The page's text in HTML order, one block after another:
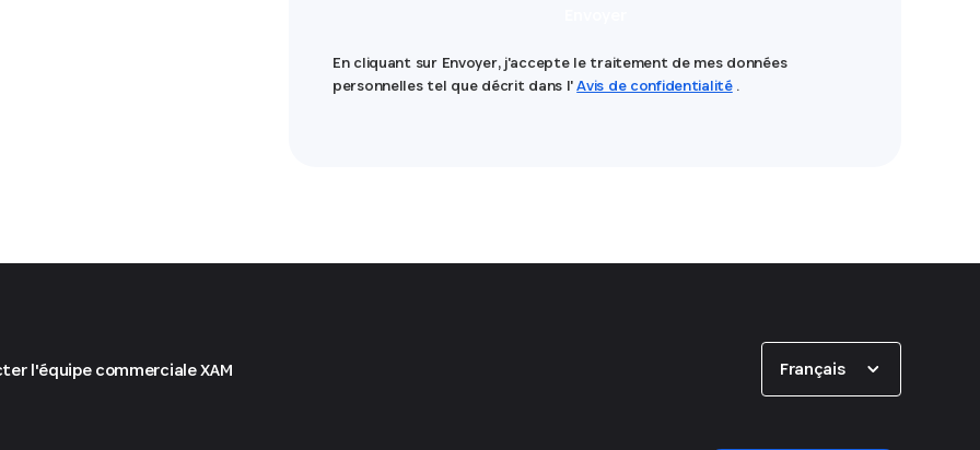
En cliquant sur Envoyer, j'accepte le traitement de mes données
personnelles tel que décrit dans l'Avis de confidentialité .
l'équipe commerciale XAM Français